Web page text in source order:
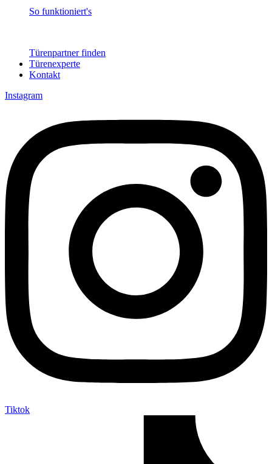
So funktioniert's
Türenpartner finden
Türenexperte
Kontakt
Instagram
Tiktok